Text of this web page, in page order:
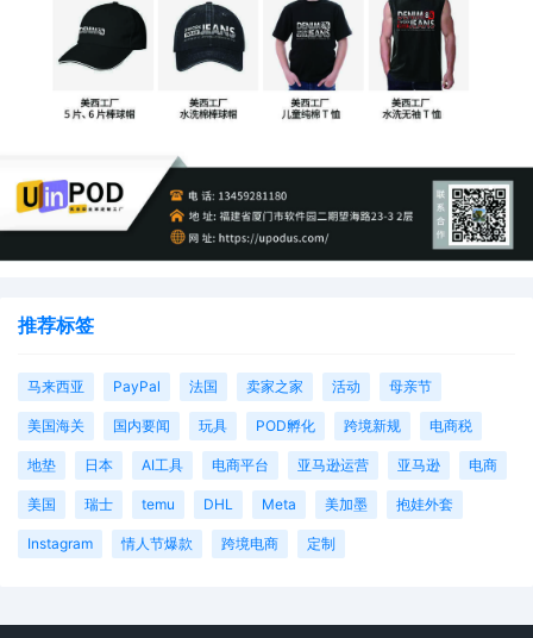
推荐标签
马来西亚 PayPal 法国 卖家之家 活动 母亲节
美国海关 国内要闻 玩具 POD孵化 跨境新规 电商税
地垫 日本 AI工具 电商平台 亚马逊运营 亚马逊 电商
美国 瑞士 temu DHL Meta 美加墨 抱娃外套
Instagram 情人节爆款 跨境电商 定制